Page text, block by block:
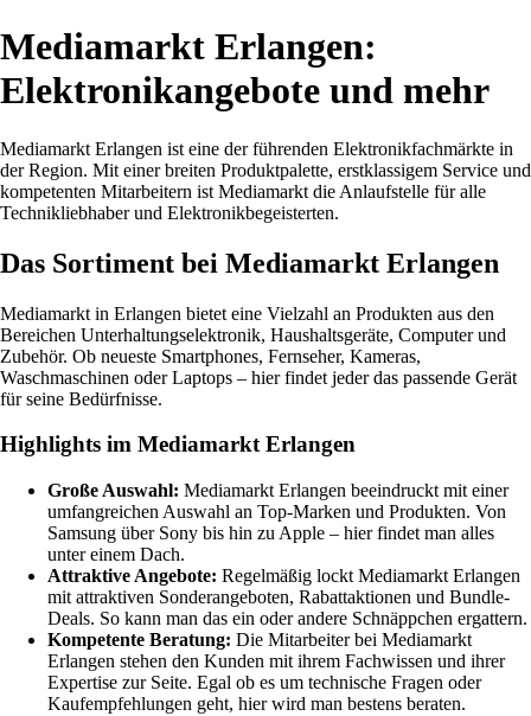
Mediamarkt Erlangen:
Elektronikangebote und mehr
Mediamarkt Erlangen ist eine der führenden Elektronikfachmärkte in
der Region. Mit einer breiten Produktpalette, erstklassigem Service und
kompetenten Mitarbeitern ist Mediamarkt die Anlaufstelle für alle
Technikliebhaber und Elektronikbegeisterten.
Das Sortiment bei Mediamarkt Erlangen
Mediamarkt in Erlangen bietet eine Vielzahl an Produkten aus den
Bereichen Unterhaltungselektronik, Haushaltsgeräte, Computer und
Zubehör. Ob neueste Smartphones, Fernseher, Kameras,
Waschmaschinen oder Laptops – hier findet jeder das passende Gerät
für seine Bedürfnisse.
Highlights im Mediamarkt Erlangen
Große Auswahl: Mediamarkt Erlangen beeindruckt mit einer
umfangreichen Auswahl an Top-Marken und Produkten. Von
Samsung über Sony bis hin zu Apple – hier findet man alles
unter einem Dach.
Attraktive Angebote: Regelmäßig lockt Mediamarkt Erlangen
mit attraktiven Sonderangeboten, Rabattaktionen und Bundle-
Deals. So kann man das ein oder andere Schnäppchen ergattern.
Kompetente Beratung: Die Mitarbeiter bei Mediamarkt
Erlangen stehen den Kunden mit ihrem Fachwissen und ihrer
Expertise zur Seite. Egal ob es um technische Fragen oder
Kaufempfehlungen geht, hier wird man bestens beraten.